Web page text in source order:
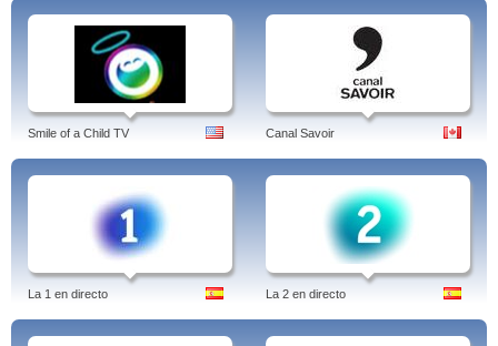
Smile of a Child TV Canal Savoir
La 1 en directo La 2 en directo